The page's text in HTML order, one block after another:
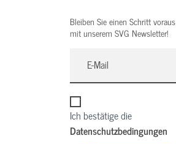
Bleiben Sie einen Schritt voraus
mit unserem SVG Newsletter!
Ich bestätige die
Datenschutzbedingungen